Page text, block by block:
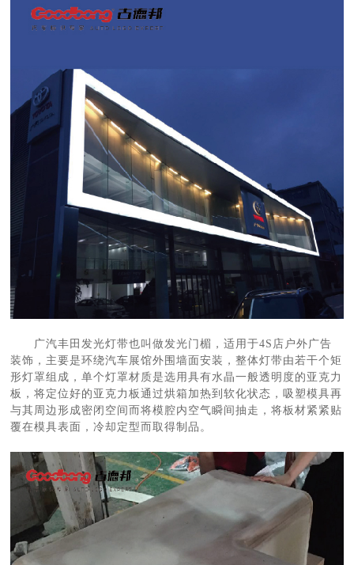
广汽丰田发光灯带也叫做发光门楣，适用于4S店户外广告
装饰，主要是环绕汽车展馆外围墙面安装，整体灯带由若干个矩
形灯罩组成，单个灯罩材质是选用具有水晶一般透明度的亚克力
板，将定位好的亚克力板通过烘箱加热到软化状态，吸塑模具再
与其周边形成密闭空间而将模腔内空气瞬间抽走，将板材紧紧贴
覆在模具表面，冷却定型而取得制品。